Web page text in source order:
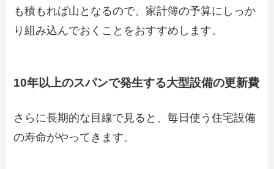
も積もれば山となるので、家計簿の予算にしっか
り組み込んでおくことをおすすめします。
10年以上のスパンで発生する大型設備の更新費
さらに長期的な目線で見ると、毎日使う住宅設備
の寿命がやってきます。